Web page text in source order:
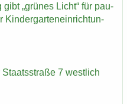
„grü­nes Licht“ für pau­
Kin­der­gar­ten­ein­rich­tun­
7 west­lich